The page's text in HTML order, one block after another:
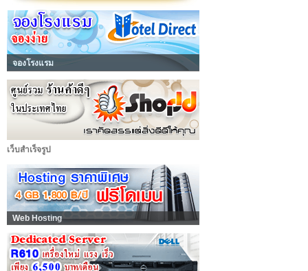
จองโรงแรม
เว็บสำเร็จรูป
Web Hosting